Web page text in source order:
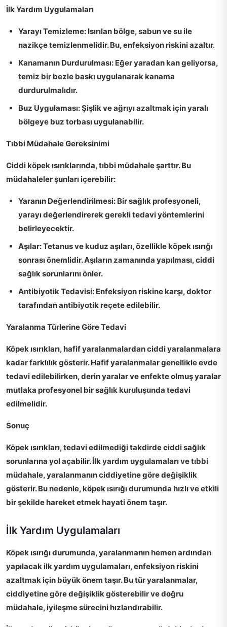
İlk Yardım Uygulamaları
Yarayı Temizleme: Isırılan bölge, sabun ve su ile
nazikçe temizlenmelidir. Bu, enfeksiyon riskini azaltır.
Kanamanın Durdurulması: Eğer yaradan kan geliyorsa,
temiz bir bezle baskı uygulanarak kanama
durdurulmalıdır.
Buz Uygulaması:Şişlik ve ağrıyı azaltmak için yaralı
bölgeye buz torbası uygulanabilir.
Tıbbi Müdahale Gereksinimi
Ciddi köpek ısırıklarında, tıbbi müdahale şarttır. Bu
müdahaleler şunları içerebilir:
Yaranın Değerlendirilmesi: Bir sağlık profesyoneli,
yarayı değerlendirerek gerekli tedavi yöntemlerini
belirleyecektir.
Aşılar:Tetanus ve kuduz aşıları, özellikle köpek ısırığı
sonrası önemlidir. Aşıların zamanında yapılması, ciddi
sağlık sorunlarını önler.
Antibiyotik Tedavisi: Enfeksiyon riskine karşı, doktor
tarafından antibiyotik reçete edilebilir.
Yaralanma Türlerine Göre Tedavi
Köpek ısırıkları, hafif yaralanmalardan ciddi yaralanmalara
kadar farklılık gösterir. Hafif yaralanmalar genellikle evde
tedavi edilebilirken, derin yaralar ve enfekte olmuş yaralar
mutlaka profesyonel bir sağlık kuruluşunda tedavi
edilmelidir.
Sonuç
Köpek ısırıkları, tedavi edilmediği takdirde ciddi sağlık
sorunlarına yol açabilir. İlk yardım uygulamaları ve tıbbi
müdahale, yaralanmanın ciddiyetine göre değişiklik
gösterir. Bu nedenle, köpek ısırığı durumunda hızlı ve etkili
bir şekilde hareket etmek hayati önem taşır.
İlk Yardım Uygulamaları
Köpek ısırığıdurumunda, yaralanmanın hemen ardından
yapılacak ilk yardım uygulamaları, enfeksiyon riskini
azaltmak için büyük önem taşır. Bu tür yaralanmalar,
ciddiyetine göre değişiklik gösterebilir ve doğru
müdahale, iyileşme sürecini hızlandırabilir.